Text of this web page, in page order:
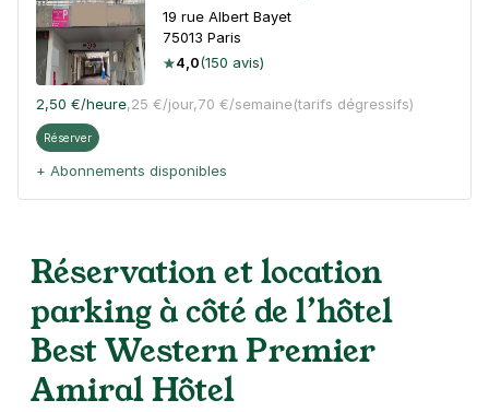
19 rue Albert Bayet
75013 Paris
4,0(150 avis)
2,50 €/heure,25 €/jour,70 €/semaine(tarifs dégressifs)
Réserver
+ Abonnements disponibles
Olympiades
95 rue Nationale
75013Paris
4,0(116 avis)
2,50 €
/heure 20 €/jour, 65 €/semaine
Réservation et location
parking à côté de l’hôtel
Best Western Premier
Amiral Hôtel